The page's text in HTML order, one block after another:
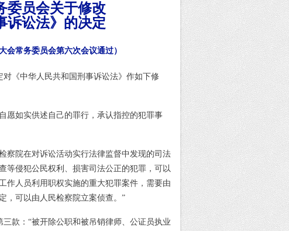
委员会关于修改
诉讼法》的决定
会常务委员会第六次会议通过）
《中华人民共和国刑事诉讼法》作如下修
愿如实供述自己的罪行，承认指控的犯罪事
察院在对诉讼活动实行法律监督中发现的司法
等侵犯公民权利、损害司法公正的犯罪，可以
作人员利用职权实施的重大犯罪案件，需要由
，可以由人民检察院立案侦查。”
款： “被开除公职和被吊销律师、公证员执业